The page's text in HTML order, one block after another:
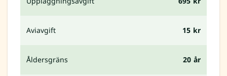
Aviavgift 15 kr
Åldersgräns 20 år